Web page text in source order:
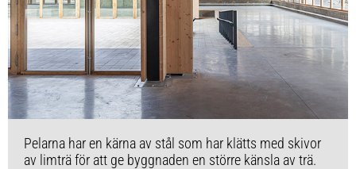
Pelarna har en kärna av stål som har klätts med skivor
av limträ för att ge byggnaden en större känsla av trä.